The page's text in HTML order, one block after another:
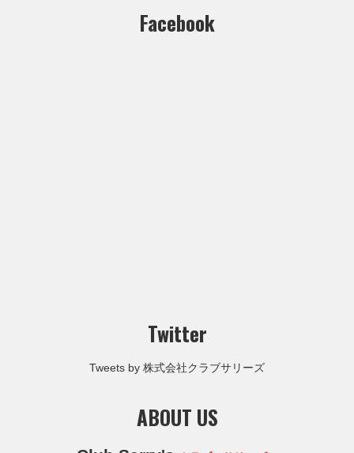
Facebook
Twitter
Tweets by 株式会社クラブサリーズ
ABOUT US